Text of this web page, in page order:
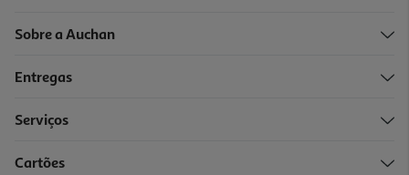
Sobre a Auchan
Entregas
Serviços
Cartões